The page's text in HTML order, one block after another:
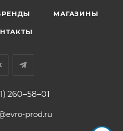
МАГАЗИНЫ
260‒58‒01
prod.ru